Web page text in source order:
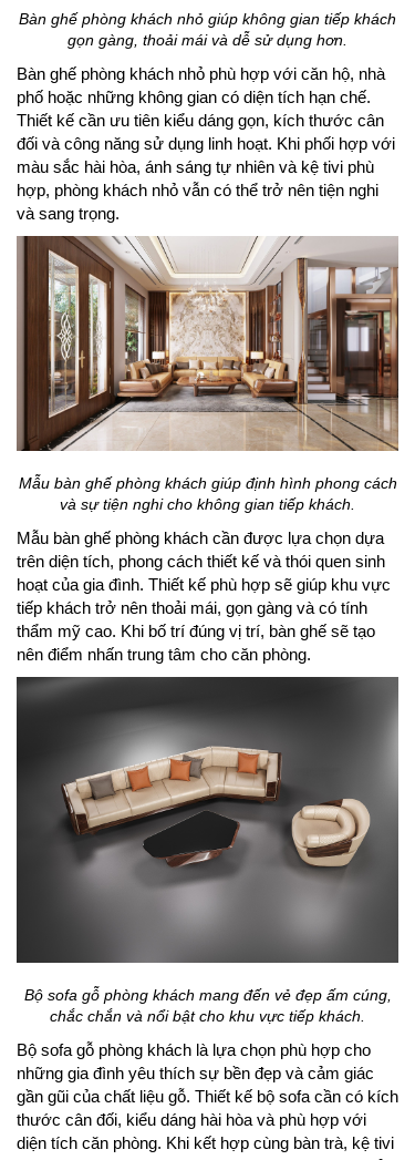
Bàn ghế phòng khách nhỏ giúp không gian tiếp khách
gọn gàng, thoải mái và dễ sử dụng hơn.
Bàn ghế phòng khách nhỏ phù hợp với căn hộ, nhà
phố hoặc những không gian có diện tích hạn chế.
Thiết kế cần ưu tiên kiểu dáng gọn, kích thước cân
đối và công năng sử dụng linh hoạt. Khi phối hợp với
màu sắc hài hòa, ánh sáng tự nhiên và kệ tivi phù
hợp, phòng khách nhỏ vẫn có thể trở nên tiện nghi
và sang trọng.
Mẫu bàn ghế phòng khách giúp định hình phong cách
và sự tiện nghi cho không gian tiếp khách.
Mẫu bàn ghế phòng khách cần được lựa chọn dựa
trên diện tích, phong cách thiết kế và thói quen sinh
hoạt của gia đình. Thiết kế phù hợp sẽ giúp khu vực
tiếp khách trở nên thoải mái, gọn gàng và có tính
thẩm mỹ cao. Khi bố trí đúng vị trí, bàn ghế sẽ tạo
nên điểm nhấn trung tâm cho căn phòng.
Bộ sofa gỗ phòng khách mang đến vẻ đẹp ấm cúng,
chắc chắn và nổi bật cho khu vực tiếp khách.
Bộ sofa gỗ phòng khách là lựa chọn phù hợp cho
những gia đình yêu thích sự bền đẹp và cảm giác
gần gũi của chất liệu gỗ. Thiết kế bộ sofa cần có kích
thước cân đối, kiểu dáng hài hòa và phù hợp với
diện tích căn phòng. Khi kết hợp cùng bàn trà, kệ tivi